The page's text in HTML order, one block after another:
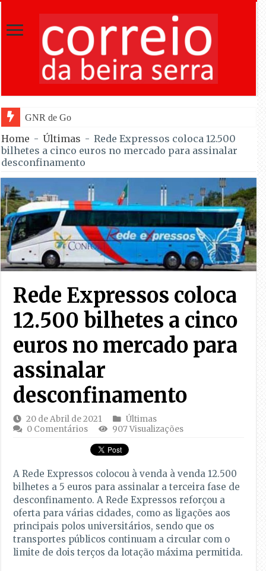
GNR de Gouveia desmantelou alegada red
Home - Últimas - Rede Expressos coloca 12.500
bilhetes a cinco euros no mercado para assinalar
desconfinamento
Rede Expressos coloca
12.500 bilhetes a cinco
euros no mercado para
assinalar
desconfinamento
20 de Abril de 2021
Últimas
0 Comentários
907 Visualizações
A Rede Expressos colocou à venda à venda 12.500
bilhetes a 5 euros para assinalar a terceira fase de
desconfinamento. A Rede Expressos reforçou a
oferta para várias cidades, como as ligações aos
principais polos universitários, sendo que os
transportes públicos continuam a circular com o
limite de dois terços da lotação máxima permitida.